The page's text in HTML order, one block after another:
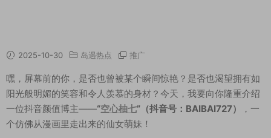
2025-10-30 岛遇热点 推广
嘿，屏幕前的你，是否也曾被某个瞬间惊艳？是否也渴望拥有如
阳光般明媚的笑容和令人羡慕的身材？今天，我要向你隆重介绍
一位抖音颜值博主——“空心柚七”（抖音号：BAIBAI727）
，一
个仿佛从漫画里走出来的仙女萌妹！